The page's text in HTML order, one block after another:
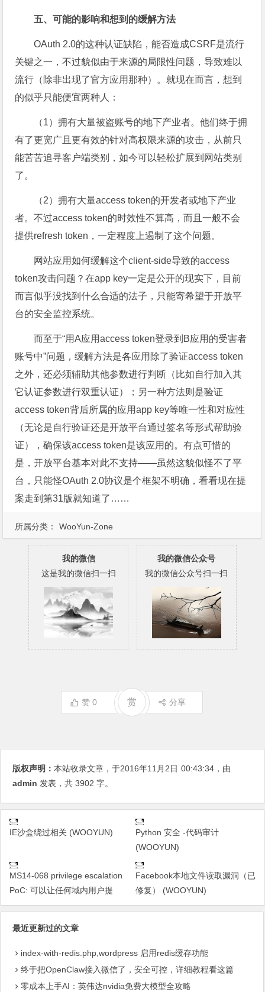
所属分类： WooYun-Zone
五、可能的影响和想到的缓解方法
OAuth 2.0的这种认证缺陷，能否造成CSRF是流行
关键之一，不过貌似由于来源的局限性问题，导致难以
流行（除非出现了官方应用那种）。就现在而言，想到
的似乎只能便宜两种人：
（1）拥有大量被盗账号的地下产业者。他们终于拥
有了更宽广且更有效的针对高权限来源的攻击，从前只
能苦苦追寻客户端类别，如今可以轻松扩展到网站类别
了。
（2）拥有大量access token的开发者或地下产业
者。不过access token的时效性不算高，而且一般不会
提供refresh token，一定程度上遏制了这个问题。
网站应用如何缓解这个client-side导致的access
token攻击问题？在app key一定是公开的现实下，目前
而言似乎没找到什么合适的法子，只能寄希望于开放平
台的安全监控系统。
而至于“用A应用access token登录到B应用的受害者
账号中”问题，缓解方法是各应用除了验证access token
之外，还必须辅助其他参数进行判断（比如自行加入其
它认证参数进行双重认证）；另一种方法则是验证
access token背后所属的应用app key等唯一性和对应性
（无论是自行验证还是开放平台通过签名等形式帮助验
证），确保该access token是该应用的。有点可惜的
是，开放平台基本对此不支持——虽然这貌似怪不了平
台，只能怪OAuth 2.0协议是个框架不明确，看看现在提
案走到第31版就知道了……
我的微信
这是我的微信扫一扫
我的微信公众号
我的微信公众号扫一扫
赞 0 赏 分享
版权声明： 本站收录文章，于2016年11月2日 00:43:34 ，由
admin 发表，共 3902 字。
IE沙盒绕过相关 (WOOYUN)
Python 安全 -代码审计
(WOOYUN)
MS14-068 privilege escalation
PoC: 可以让任何域内用户提
Facebook本地文件读取漏洞（已
修复） (WOOYUN)
最近更新过的文章
index-with-redis.php,wordpress 启用redis缓存功能
终于把OpenClaw接入微信了，安全可控，详细教程看这篇
零成本上手AI：英伟达nvidia免费大模型全攻略